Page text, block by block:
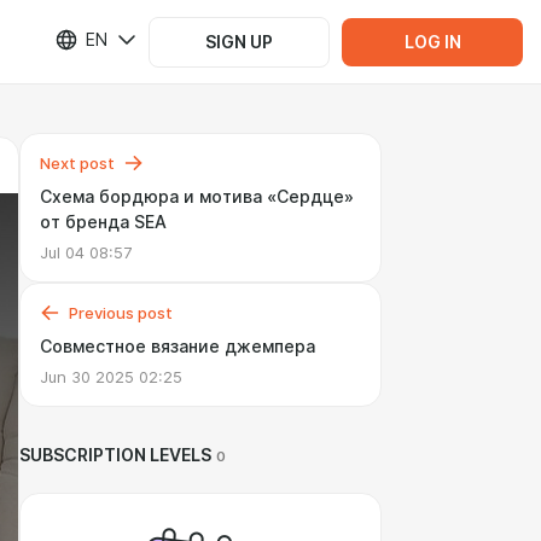
EN SIGN UP LOG IN
Next post
Схема бордюра и мотива «Сердце»
от бренда SEA
Jul 04 08:57
Previous post
Совместное вязание джемпера
Jun 30 2025 02:25
SUBSCRIPTION LEVELS 0